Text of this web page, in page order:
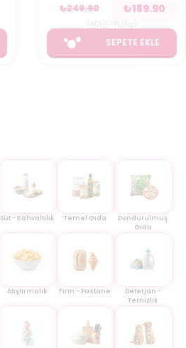
₺249.90 ₺189.90
SEPETE EKLE
Süt - Kahvaltılık Temel Gıda
Dondurulmuş
Gıda
Atıştırmalık Fırın - Pastane
Deterjan -
Temizlik